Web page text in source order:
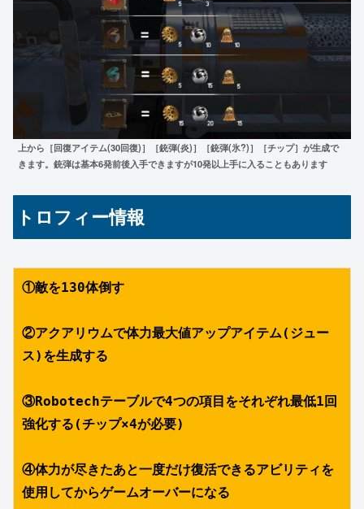
上から［回復アイテム(30回復)］［銃弾(炎)］［銃弾(氷?)］［チップ］が生成で
きます。銃弾は基本6発前後入手できますが10発以上手に入ることもあります
トロフィー情報
①敵を130体倒す
②アクアリウムで体力最大値アップアイテム(ジュー
ス)を生成する
③Robotechテーブルで4つの項目をそれぞれ最低1回
強化する(チップ×4が必要)
④体力が尽きたあと一度だけ復活できるアビリティを
使用してからゲームオーバーになる